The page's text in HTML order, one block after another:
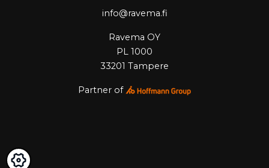
info@ravema.fi
Ravema OY
PL 1000
33201 Tampere
Partner of